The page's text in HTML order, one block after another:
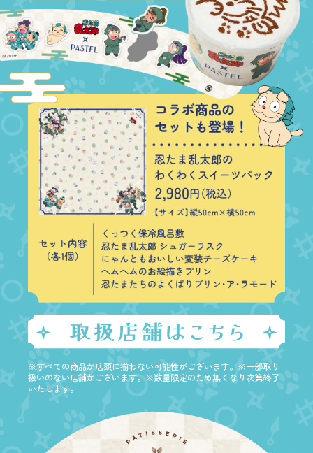
※すべての商品が店頭に揃わない可能性がございます。※一部取り
扱いのない店舗がございます。※数量限定のため無くなり次第終了
いたします。